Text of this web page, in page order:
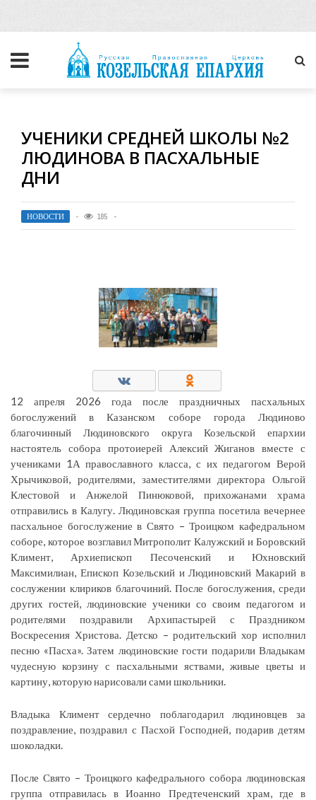
УЧЕНИКИ СРЕДНЕЙ ШКОЛЫ №2
ЛЮДИНОВА В ПАСХАЛЬНЫЕ
ДНИ
НОВОСТИ 185
12 апреля 2026 года после праздничных пасхальных
богослужений в Казанском соборе города Людиново
благочинный Людиновского округа Козельской епархии
настоятель собора протоиерей Алексий Жиганов вместе с
учениками 1А православного класса, с их педагогом Верой
Хрычиковой, родителями, заместителями директора Ольгой
Клестовой и Анжелой Пинюковой, прихожанами храма
отправились в Калугу. Людиновская группа посетила вечернее
пасхальное богослужение в Свято – Троицком кафедральном
соборе, которое возглавил Митрополит Калужский и Боровский
Климент, Архиепископ Песоченский и Юхновский
Максимилиан, Епископ Козельский и Людиновский Макарий в
сослужении клириков благочиний. После богослужения, среди
других гостей, людиновские ученики со своим педагогом и
родителями поздравили Архипастырей с Праздником
Воскресения Христова. Детско – родительский хор исполнил
песню «Пасха». Затем людиновские гости подарили Владыкам
чудесную корзину с пасхальными яствами, живые цветы и
картину, которую нарисовали сами школьники.
Владыка Климент сердечно поблагодарил людиновцев за
поздравление, поздравил с Пасхой Господней, подарив детям
шоколадки.
После Свято – Троицкого кафедрального собора людиновская
группа отправилась в Иоанно Предтеченский храм, где в